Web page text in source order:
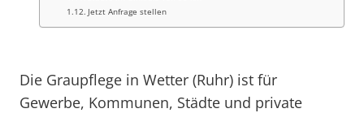
Jetzt Anfrage stellen
Die Graupflege in Wetter (Ruhr) ist für
Gewerbe, Kommunen, Städte und private